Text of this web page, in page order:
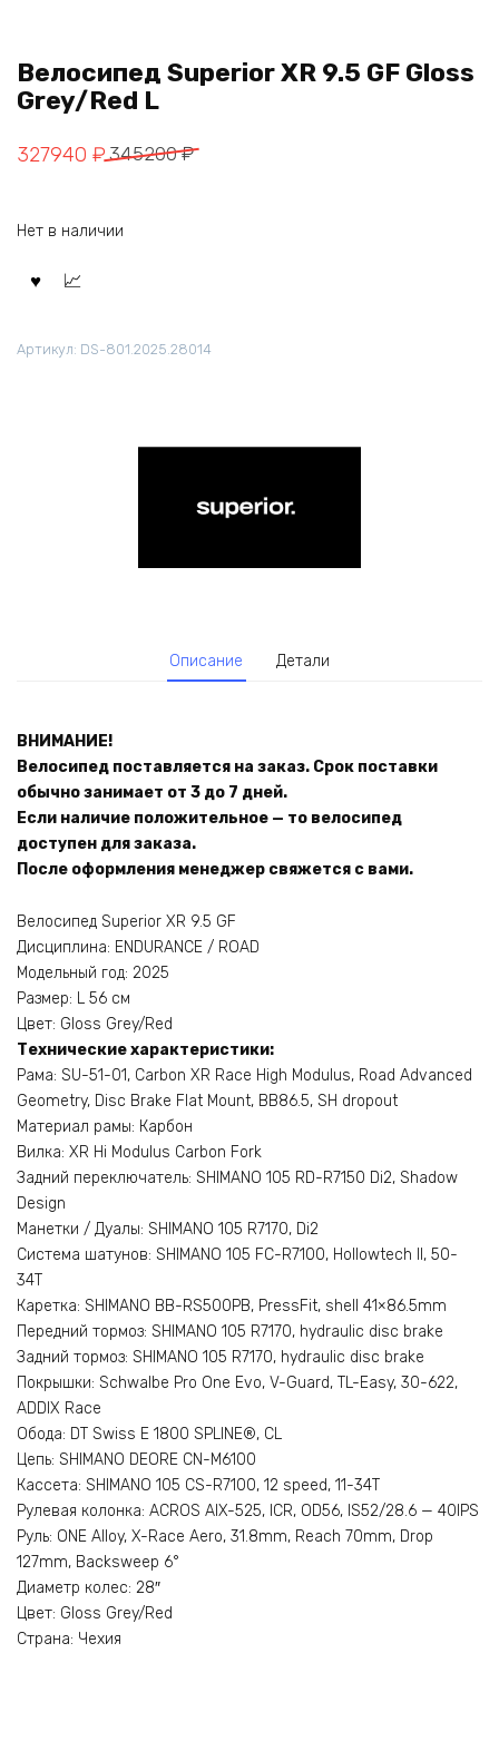
Велосипед Superior XR 9.5 GF Gloss
Grey/Red L
345200₽
Первоначальная
345200 ₽.
327940 ₽
Текущая
Нет в наличии
Артикул: DS-801.2025.28014
Описание Детали
ВНИМАНИЕ!
Велосипед поставляется на заказ. Срок поставки
обычно занимает от 3 до 7 дней.
Если наличие положительное — то велосипед
доступен для заказа.
После оформления менеджер свяжется с вами.
Велосипед Superior XR 9.5 GF
Дисциплина: ENDURANCE / ROAD
Модельный год: 2025
Размер: L 56 см
Цвет: Gloss Grey/Red
Технические характеристики:
Рама: SU-51-01, Carbon XR Race High Modulus, Road Advanced
Geometry, Disc Brake Flat Mount, BB86.5, SH dropout
Материал рамы: Карбон
Вилка: XR Hi Modulus Carbon Fork
Задний переключатель: SHIMANO 105 RD-R7150 Di2, Shadow
Design
Манетки / Дуалы: SHIMANO 105 R7170, Di2
Система шатунов: SHIMANO 105 FC-R7100, Hollowtech II, 50-
34T
Каретка: SHIMANO BB-RS500PB, PressFit, shell 41×86.5mm
Передний тормоз: SHIMANO 105 R7170, hydraulic disc brake
Задний тормоз: SHIMANO 105 R7170, hydraulic disc brake
Покрышки: Schwalbe Pro One Evo, V-Guard, TL-Easy, 30-622,
ADDIX Race
Обода: DT Swiss E 1800 SPLINE®, CL
Цепь: SHIMANO DEORE CN-M6100
Кассета: SHIMANO 105 CS-R7100, 12 speed, 11-34T
Рулевая колонка: ACROS AIX-525, ICR, OD56, IS52/28.6 — 40IPS
Руль: ONE Alloy, X-Race Aero, 31.8mm, Reach 70mm, Drop
127mm, Backsweep 6°
Диаметр колес: 28″
Цвет: Gloss Grey/Red
Страна: Чехия